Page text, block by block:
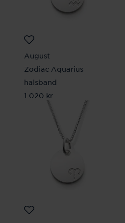
August
Zodiac Aquarius
halsband
Pris:1 020 kr
1 020 kr